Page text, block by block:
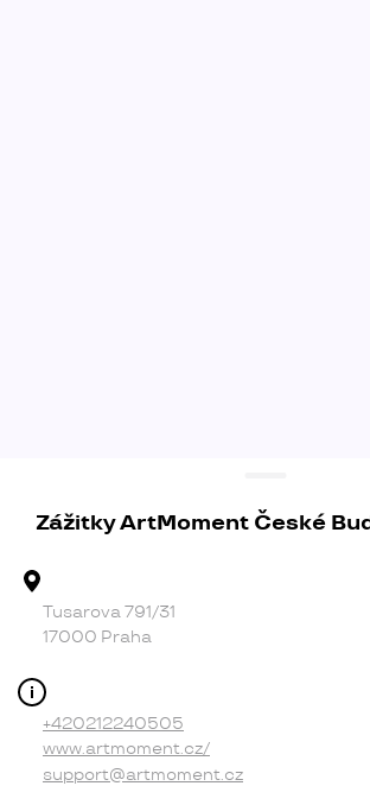
Zážitky ArtMoment České
Tusarova 791/31
17000 Praha
+420212240505
www.artmoment.cz/
support@artmoment.cz